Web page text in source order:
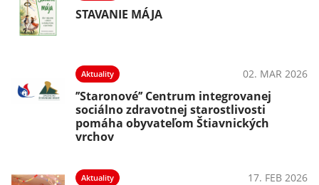
STAVANIE MÁJA
Aktuality 02. MAR 2026
’’Staronové’’ Centrum integrovanej
sociálno zdravotnej starostlivosti
pomáha obyvateľom Štiavnických
vrchov
Aktuality 17. FEB 2026